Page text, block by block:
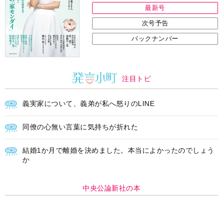
最新号
次号予告
バックナンバー
注目トピ
義実家について、義弟が私へ怒りのLINE
同僚の心無い言葉に気持ちが折れた
結婚1か月で離婚を決めました。本当によかったのでしょう
か
中央公論新社の本